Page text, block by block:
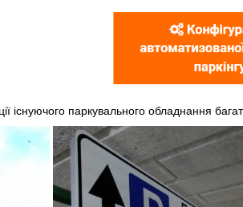
існуючого паркувального обладнання